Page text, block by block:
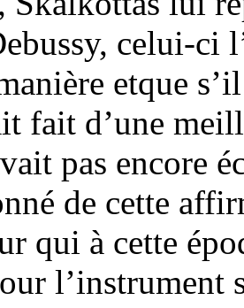
celui-ci
etque
fait d’une
pas encore
de cette
qui à cette
l’instrument